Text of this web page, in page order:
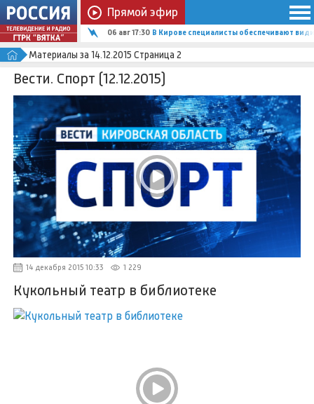
Прямой эфир
06 авг 17:30 В Кирове специалисты обеспечивают
Материалы за 14.12.2015 Страница 2
Вести. Спорт (12.12.2015)
14 декабря 2015 10:33 1 229
Кукольный театр в библиотеке